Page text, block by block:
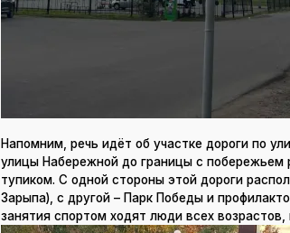
Напомним, речь идёт об участке дороги по
улицы Набережной до границы с побережьем
тупиком. С одной стороны этой дороги
Зарыпа), с другой – Парк Победы и
занятия спортом ходят люди всех